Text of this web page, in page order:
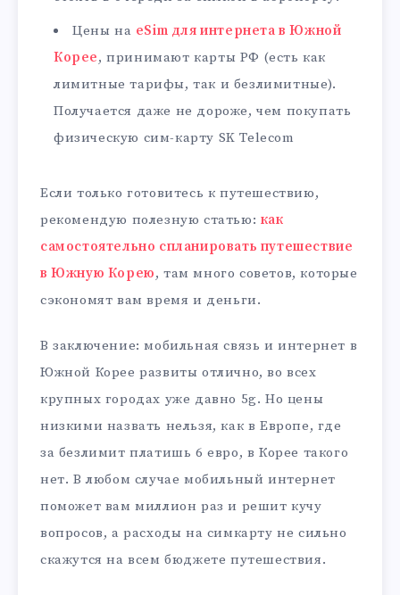
Цены на eSim для интернета в Южной
Корее, принимают карты РФ (есть как
лимитные тарифы, так и безлимитные).
Получается даже не дороже, чем покупать
физическую сим-карту SK Telecom
Если только готовитесь к путешествию,
рекомендую полезную статью: как
самостоятельно спланировать путешествие
в Южную Корею, там много советов, которые
сэкономят вам время и деньги.
В заключение: мобильная связь и интернет в
Южной Корее развиты отлично, во всех
крупных городах уже давно 5g. Но цены
низкими назвать нельзя, как в Европе, где
за безлимит платишь 6 евро, в Корее такого
нет. В любом случае мобильный интернет
поможет вам миллион раз и решит кучу
вопросов, а расходы на симкарту не сильно
скажутся на всем бюджете путешествия.